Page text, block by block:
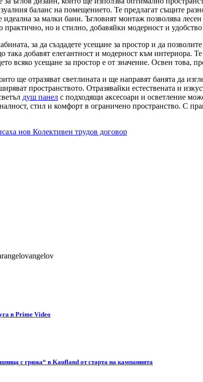
баланс на помещението. Те предлагат същите
за малки бани. Ъгловият монтаж позволява
но и стилно, добавяйки модерност и
за да създадете усещане за простор и да
добавят елегантност и модерност към интериора.
всяко усещане за простор е от значение. Освен това,
ще отразяват светлината и ще направят банята да
пространството. Отразявайки естествената и
душ панел с подходящи аксесоари и осветление
стил и комфорт в ограничено пространство. С
нов Колективен трудов договор
в Prime Video
с грижа“ в Kaufland от старта на кампанията